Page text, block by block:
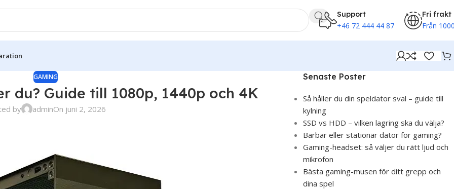
Support
+46 72 444 44 87
Fri frakt
Från
GAMING
du? Guide till 1080p, 1440p och 4K
by adminOn juni 2, 2026
Senaste Poster
Så håller du din speldator sval – guide till
kylning
SSD vs HDD – vilken lagring ska du välja?
Bärbar eller stationär dator för gaming?
Gaming-headset: så väljer du rätt ljud och
mikrofon
Bästa gaming-musen för ditt grepp och
dina spel